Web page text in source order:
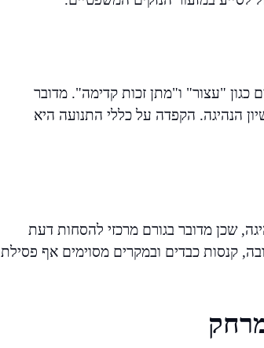
כגון "עצור" ו"מתן זכות קדימה". מדובר
הנהיגה. הקפדה על כללי התנועה היא
שכן מדובר בגורם מרכזי להסחות דעת
קנסות כבדים ובמקרים מסוימים אף פסילת